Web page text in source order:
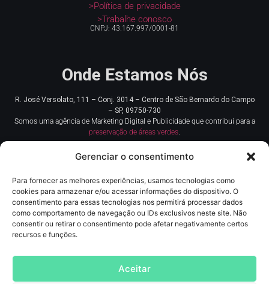
Gerenciar o consentimento
Para fornecer as melhores experiências, usamos tecnologias como
cookies para armazenar e/ou acessar informações do dispositivo. O
consentimento para essas tecnologias nos permitirá processar dados
como comportamento de navegação ou IDs exclusivos neste site. Não
consentir ou retirar o consentimento pode afetar negativamente certos
recursos e funções.
Aceitar
>Política de privacidade
>Trabalhe conosco
CNPJ: 43.167.997/0001-81
Onde Estamos Nós
R. José Versolato, 111 – Conj. 3014 – Centro de São Bernardo do Campo
– SP, 09750-730
Somos uma agência de Marketing Digital e Publicidade que contribui para a
preservação de áreas verdes.
Redes Sociais
Contato
(11) 93219-5405